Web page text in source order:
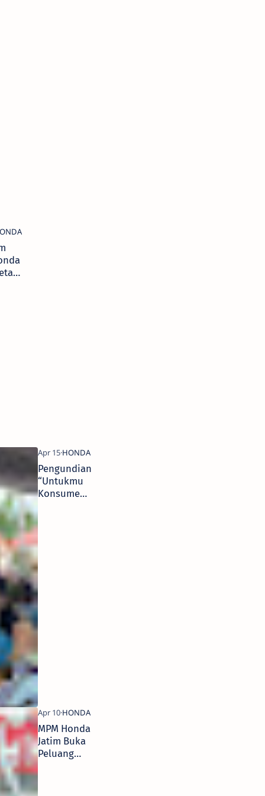
Pengundian
“Untukmu
Konsumen
Periode
Maret
Digelar di
Roxy
Square
Jember, Jadi
Penutup
Program
UKH 2026
MPM Honda
Jatim Buka
Peluang
Karier
Mekanik
Lewat